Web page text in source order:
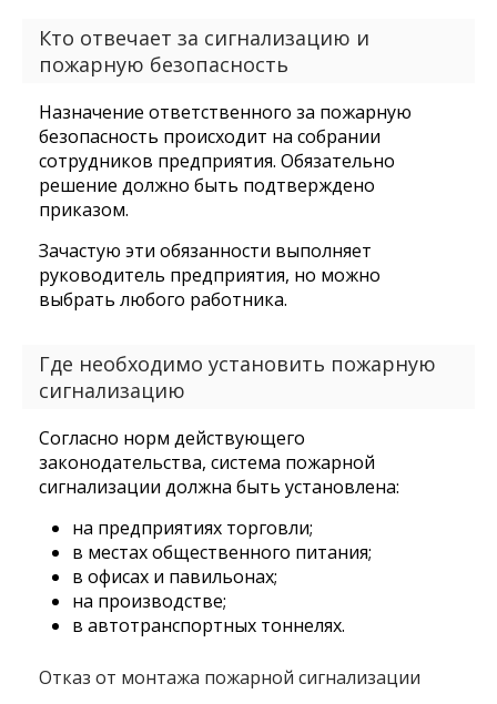
Кто отвечает за сигнализацию и
пожарную безопасность
Назначение ответственного за пожарную
безопасность происходит на собрании
сотрудников предприятия. Обязательно
решение должно быть подтверждено
приказом.
Зачастую эти обязанности выполняет
руководитель предприятия, но можно
выбрать любого работника.
Где необходимо установить пожарную
сигнализацию
Согласно норм действующего
законодательства, система пожарной
сигнализации должна быть установлена:
на предприятиях торговли;
в местах общественного питания;
в офисах и павильонах;
на производстве;
в автотранспортных тоннелях.
Отказ от монтажа пожарной сигнализации